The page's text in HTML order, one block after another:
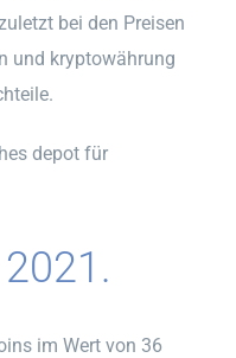
bei den Preisen
und kryptowährung
depot für
im Wert von 36